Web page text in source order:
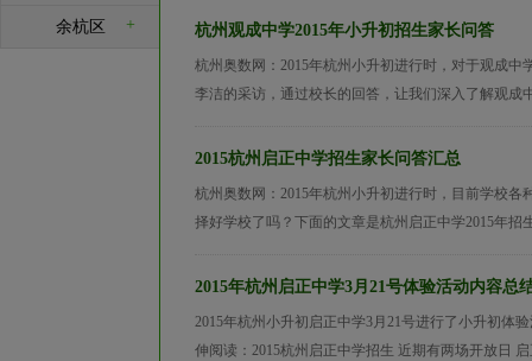
余杭区 + 杭州观成中学2015年小升初招生家长问答
杭州奥数网：2015年杭州小升初进行时，对于观成
李洁的采访，通过校长的回答，让我们深入了解观成
2015杭州启正中学招生家长问答汇总
杭州奥数网：2015年杭州小升初进行时，目前学校
择好学校了吗？下面的文章是杭州启正中学2015年
2015年杭州启正中学3月21号体验活动内容总
2015年杭州小升初启正中学3月21号进行了小升初体
伸阅读：2015杭州启正中学招生 近期有两场开放日